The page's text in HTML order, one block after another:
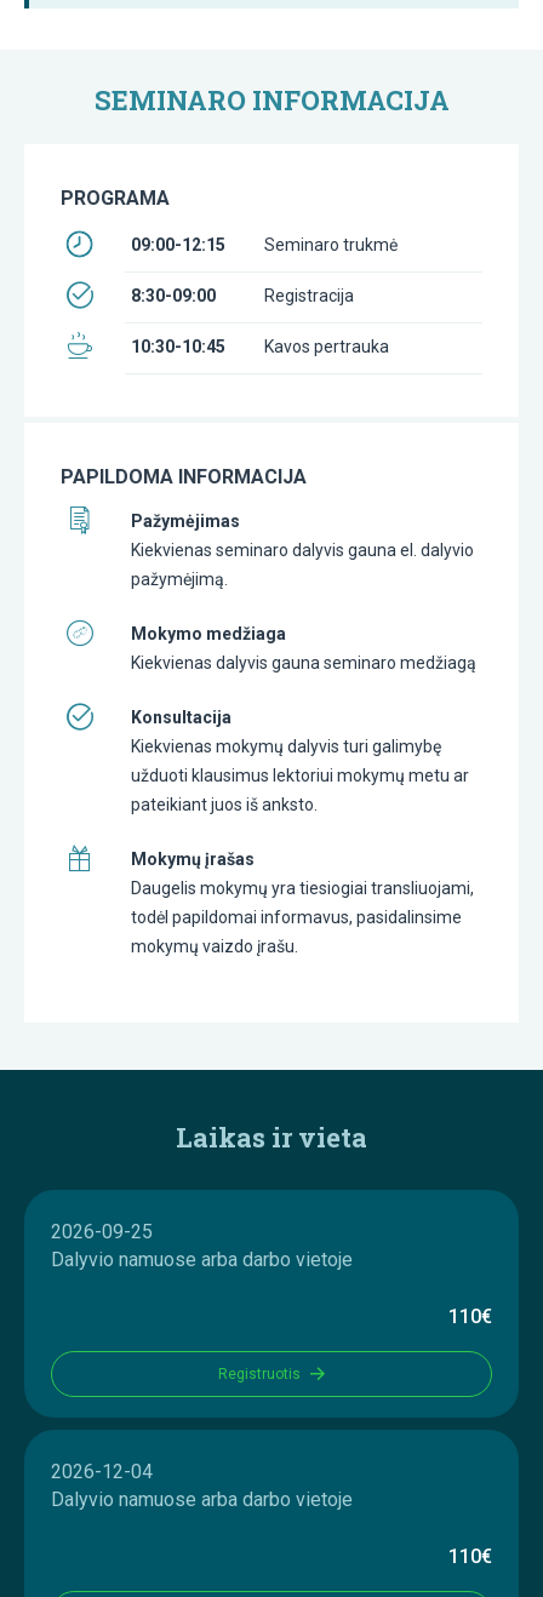
SEMINARO INFORMACIJA
PROGRAMA
09:00-12:15 Seminaro trukmė
8:30-09:00 Registracija
10:30-10:45 Kavos pertrauka
PAPILDOMA INFORMACIJA
Pažymėjimas
Kiekvienas seminaro dalyvis gauna el. dalyvio
pažymėjimą.
Mokymo medžiaga
Kiekvienas dalyvis gauna seminaro medžiagą
Konsultacija
Kiekvienas mokymų dalyvis turi galimybę
užduoti klausimus lektoriui mokymų metu ar
pateikiant juos iš anksto.
Mokymų įrašas
Daugelis mokymų yra tiesiogiai transliuojami,
todėl papildomai informavus, pasidalinsime
mokymų vaizdo įrašu.
Laikas ir vieta
2026-09-25
Dalyvio namuose arba darbo vietoje
110€
Registruotis
2026-12-04
Dalyvio namuose arba darbo vietoje
110€